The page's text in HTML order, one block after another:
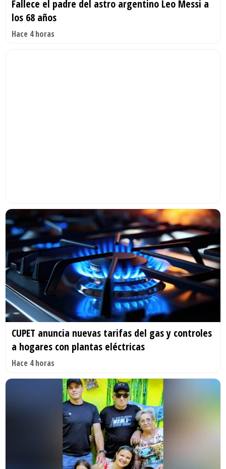
Fallece el padre del astro argentino Leo Messi a
los 68 años
Hace 4 horas
CUPET anuncia nuevas tarifas del gas y controles
a hogares con plantas eléctricas
Hace 4 horas